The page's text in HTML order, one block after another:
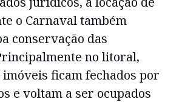
o Carnaval também
conservação das
no litoral,
ficam fechados por
e voltam a ser ocupados